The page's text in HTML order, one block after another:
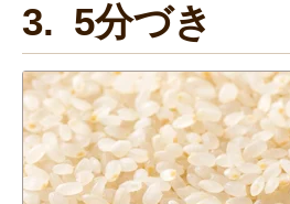
3. 5分づき